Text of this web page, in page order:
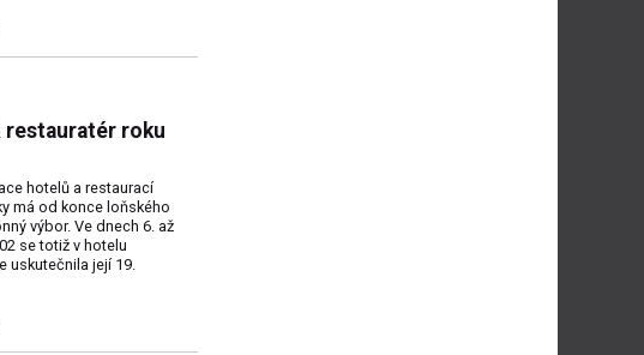
restauratér roku
hotelů a restaurací
má od konce loňského
výbor. Ve dnech 6. až
se totiž v hotelu
uskutečnila její 19.